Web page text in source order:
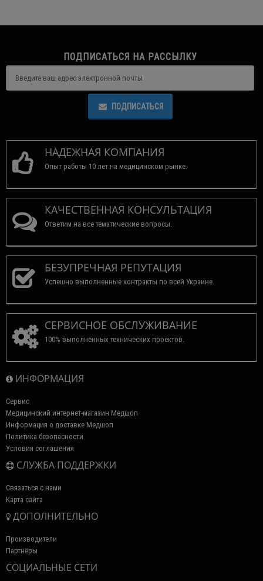
ПОДПИСАТЬСЯ НА РАССЫЛКУ
ПОДПИСАТЬСЯ
НАДЕЖНАЯ КОМПАНИЯ
Опыт работы 10 лет на медицинском рынке.
КАЧЕСТВЕННАЯ КОНСУЛЬТАЦИЯ
Ответим на все тематические вопросы.
БЕЗУПРЕЧНАЯ РЕПУТАЦИЯ
Успешно выполненные контракты по всей Украине.
СЕРВИСНОЕ ОБСЛУЖИВАНИЕ
100% выполненных технических проектов.
ИНФОРМАЦИЯ
Сервис
Медицинский интернет-магазин Медшоп
Информация о доставке Медшоп
Политика безопасности
Условия соглашения
СЛУЖБА ПОДДЕРЖКИ
Связаться с нами
Карта сайта
ДОПОЛНИТЕЛЬНО
Производители
Партнёры
СОЦИАЛЬНЫЕ СЕТИ